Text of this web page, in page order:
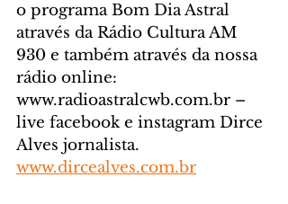
o programa Bom Dia Astral
através da Rádio Cultura AM
930 e também através da nossa
rádio online:
www.radioastralcwb.com.br –
live facebook e instagram Dirce
Alves jornalista.
www.dircealves.com.br